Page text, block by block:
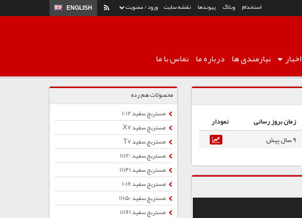
ورود / عضویت ENGLISH استخدام وبلاگ پیوندها نقشه سایت
اخبار نیازمندی ها درباره ما تماس با ما
زمان بروز رسانی
نمودار
9 سال پیش
محصولات هم رده
مستربچ سفید 1012
مستربچ سفید X7
مستربچ سفید T7
مستربچ سفید 11120
مستربچ سفید 11141
مستربچ سفید 1016
مستربچ سفید 11150
مستربچ سفید 11161